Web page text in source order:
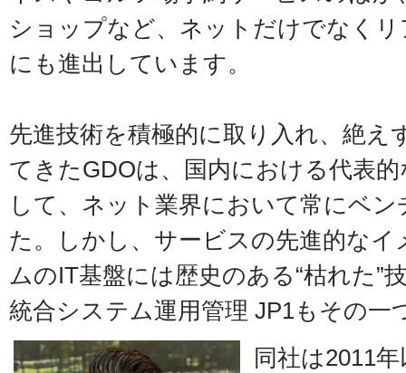
ショップなど、ネットだけでなく
にも進出しています。
先進技術を積極的に取り入れ、絶え
てきたGDOは、国内における代表
して、ネット業界において常にベ
た。しかし、サービスの先進的な
ムのIT基盤には歴史のある“枯れた”
統合システム運用管理 JP1もその一
同社は2011